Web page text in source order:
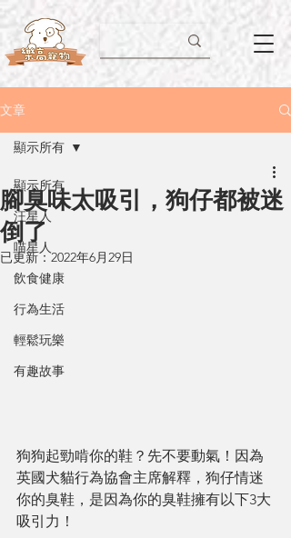
文章
顯示所有
汪星人
喵星人
飲食健康
行為生活
輕鬆玩樂
有趣故事
顯示所有
腳臭味太吸引，狗仔都被迷
倒了
已更新：2022年6月29日
狗狗起勁啃你的鞋？先不要動氣！因為
英國犬貓行為協會主席解釋，狗仔情迷
你的臭鞋，是因為你的臭鞋擁有以下3大
吸引力！